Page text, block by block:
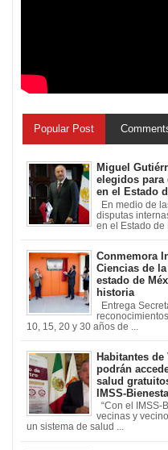
Popular Post
Miguel
elegidos para
en el Estado
En medio de
disputas
en el Estado de
Conmemora
Ciencias de
estado de
historia
Entrega
10, 15, 20 y 30 años de ...
Habitantes de
podrán
salud
IMSS-
“Con el IMSS-
vecinas y
un sistema de salud ...